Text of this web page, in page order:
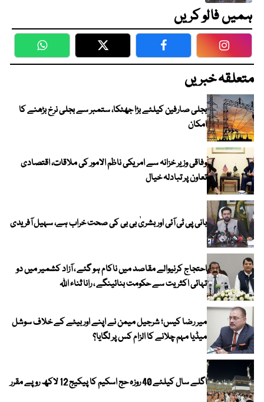
ہمیں فالو کریں
WhatsApp Twitter Facebook
متعلقہ خبریں
بجلی صارفین کیلئے بڑا جھٹکا، ستمبر سے بجلی نرخ بڑھنے کا
امکان
وفاقی وزیر خزانہ سے امریکی ناظم الامور کی ملاقات، اقتصادی
تعاون پر تبادلہ خیال
بانی پی ٹی آئی اور بشریٰ بی بی کی صحت خراب ہے، سہیل آفریدی
احتجاج کرنیوالے مقاصد میں ناکام ہو گئے ، آزاد کشمیر میں دو
تہائی اکثریت سے حکومت بنائینگے ، رانا ثناء اللہ
میر رضا کیس؛ شرجیل میمن نے اپنے اور بیٹے کے خلاف سوشل
میڈیا مہم چلانے کا الزام کس پر لگایا؟
اگلے سال کیلئے 40 روزہ حج اسکیم کا پیکیج 12 لاکھ روپے مقرر